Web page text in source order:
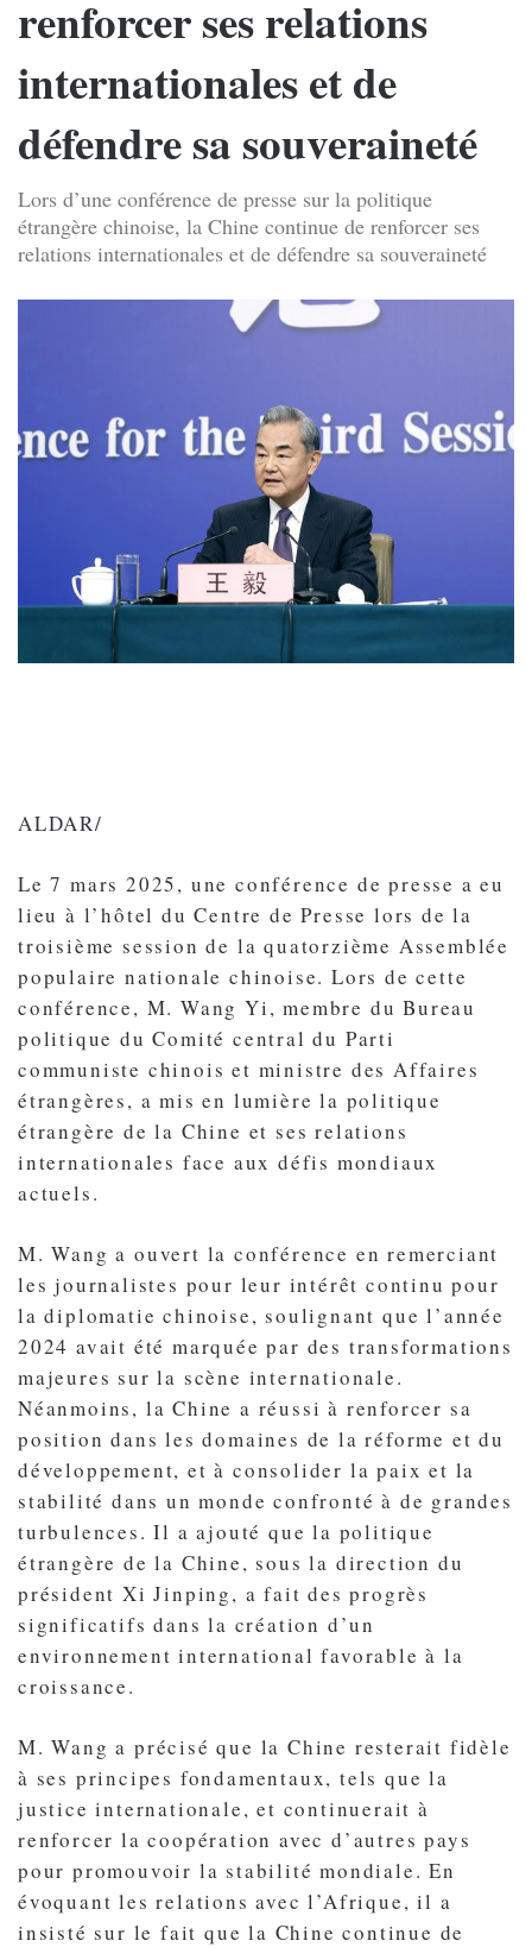
renforcer ses relations
internationales et de
défendre sa souveraineté
Lors d’une conférence de presse sur la politique
étrangère chinoise, la Chine continue de renforcer ses
relations internationales et de défendre sa souveraineté
ALDAR/
Le 7 mars 2025, une conférence de presse a eu
lieu à l’hôtel du Centre de Presse lors de la
troisième session de la quatorzième Assemblée
populaire nationale chinoise. Lors de cette
conférence, M. Wang Yi, membre du Bureau
politique du Comité central du Parti
communiste chinois et ministre des Affaires
étrangères, a mis en lumière la politique
étrangère de la Chine et ses relations
internationales face aux défis mondiaux
actuels.
M. Wang a ouvert la conférence en remerciant
les journalistes pour leur intérêt continu pour
la diplomatie chinoise, soulignant que l’année
2024 avait été marquée par des transformations
majeures sur la scène internationale.
Néanmoins, la Chine a réussi à renforcer sa
position dans les domaines de la réforme et du
développement, et à consolider la paix et la
stabilité dans un monde confronté à de grandes
turbulences. Il a ajouté que la politique
étrangère de la Chine, sous la direction du
président Xi Jinping, a fait des progrès
significatifs dans la création d’un
environnement international favorable à la
croissance.
M. Wang a précisé que la Chine resterait fidèle
à ses principes fondamentaux, tels que la
justice internationale, et continuerait à
renforcer la coopération avec d’autres pays
pour promouvoir la stabilité mondiale. En
évoquant les relations avec l’Afrique, il a
insisté sur le fait que la Chine continue de